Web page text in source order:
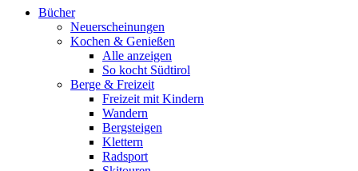
Bücher
Neuerscheinungen
Kochen & Genießen
Alle anzeigen
So kocht Südtirol
Berge & Freizeit
Freizeit mit Kindern
Wandern
Bergsteigen
Klettern
Radsport